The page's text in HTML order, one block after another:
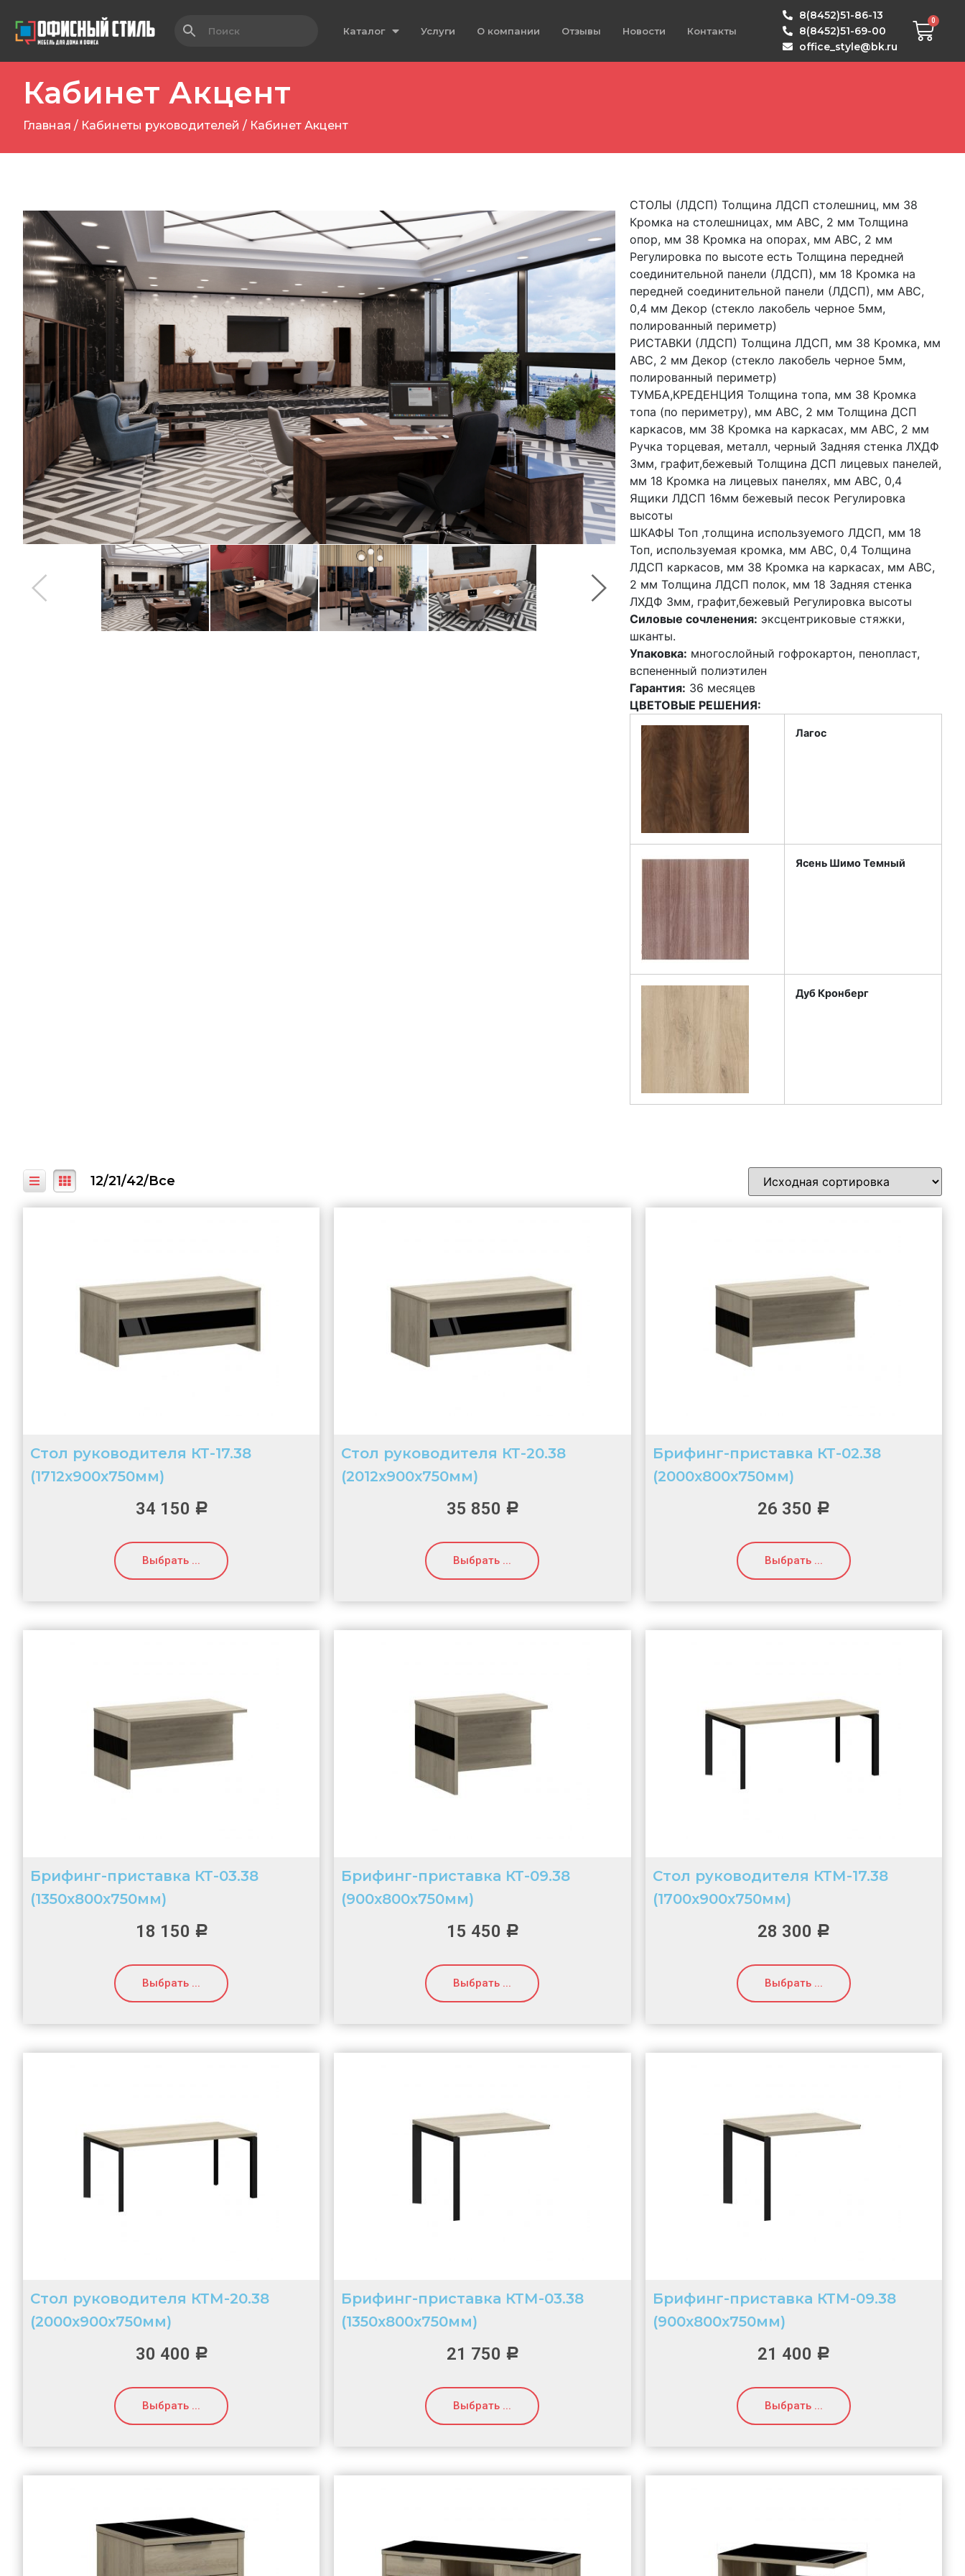
Каталог Услуги О компании Отзывы Новости Контакты
8(8452)51-86-13
8(8452)51-69-00
office_style@bk.ru
Кабинет Акцент
Главная / Кабинеты руководителей / Кабинет Акцент
СТОЛЫ (ЛДСП) Толщина ЛДСП столешниц, мм 38
Кромка на столешницах, мм АВС, 2 мм Толщина
опор, мм 38 Кромка на опорах, мм АВС, 2 мм
Регулировка по высоте есть Толщина передней
соединительной панели (ЛДСП), мм 18 Кромка на
передней соединительной панели (ЛДСП), мм АВС,
0,4 мм Декор (стекло лакобель черное 5мм,
полированный периметр)
РИСТАВКИ (ЛДСП) Толщина ЛДСП, мм 38 Кромка, мм
АВС, 2 мм Декор (стекло лакобель черное 5мм,
полированный периметр)
ТУМБА,КРЕДЕНЦИЯ Толщина топа, мм 38 Кромка
топа (по периметру), мм АВС, 2 мм Толщина ДСП
каркасов, мм 38 Кромка на каркасах, мм АВС, 2 мм
Ручка торцевая, металл, черный Задняя стенка ЛХДФ
3мм, графит,бежевый Толщина ДСП лицевых панелей,
мм 18 Кромка на лицевых панелях, мм АВС, 0,4
Ящики ЛДСП 16мм бежевый песок Регулировка
высоты
ШКАФЫ Топ ,толщина используемого ЛДСП, мм 18
Топ, используемая кромка, мм АВС, 0,4 Толщина
ЛДСП каркасов, мм 38 Кромка на каркасах, мм АВС,
2 мм Толщина ЛДСП полок, мм 18 Задняя стенка
ЛХДФ 3мм, графит,бежевый Регулировка высоты
Силовые сочленения: эксцентриковые стяжки,
шканты.
Упаковка: многослойный гофрокартон, пенопласт,
вспененный полиэтилен
Гарантия: 36 месяцев
ЦВЕТОВЫЕ РЕШЕНИЯ:
Лагос
Ясень Шимо Темный
Дуб Кронберг
12/21/42/Все
Стол руководителя КТ-17.38
(1712х900х750мм)
34 150 Р
Выбрать ...
Стол руководителя КТ-20.38
(2012х900х750мм)
35 850 Р
Выбрать ...
Брифинг-приставка КТ-02.38
(2000х800х750мм)
26 350 Р
Выбрать ...
Брифинг-приставка КТ-03.38
(1350х800х750мм)
18 150 Р
Выбрать ...
Брифинг-приставка КТ-09.38
(900х800х750мм)
15 450 Р
Выбрать ...
Стол руководителя КТМ-17.38
(1700х900х750мм)
28 300 Р
Выбрать ...
Стол руководителя КТМ-20.38
(2000х900х750мм)
30 400 Р
Выбрать ...
Брифинг-приставка КТМ-03.38
(1350х800х750мм)
21 750 Р
Выбрать ...
Брифинг-приставка КТМ-09.38
(900х800х750мм)
21 400 Р
Выбрать ...